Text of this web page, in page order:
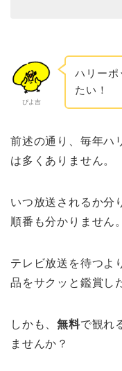
ぴよ吉
ハリーポ
たい！
前述の通り、毎年ハ
は多くありません。
いつ放送されるか分
順番も分かりません。
テレビ放送を待つよ
品をサクッと鑑賞し
しかも、無料で観れ
ませんか？